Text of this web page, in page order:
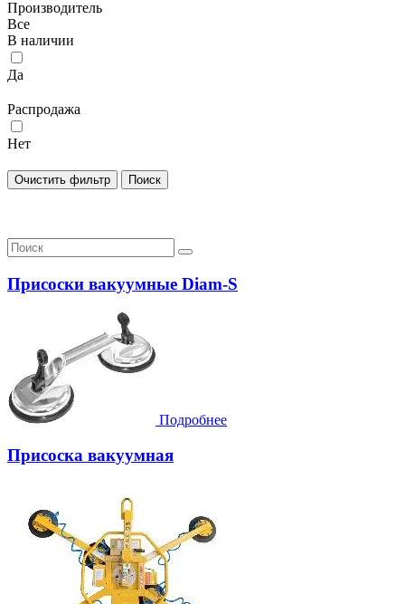
Производитель
Все
В наличии
Да
Распродажа
Нет
Присоски вакуумные Diam-S
Подробнее
Присоска вакуумная